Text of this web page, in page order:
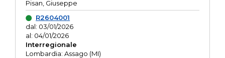
Pisan, Giuseppe
R2604001
dal: 03/01/2026
al: 04/01/2026
Interregionale
Lombardia: Assago (MI)